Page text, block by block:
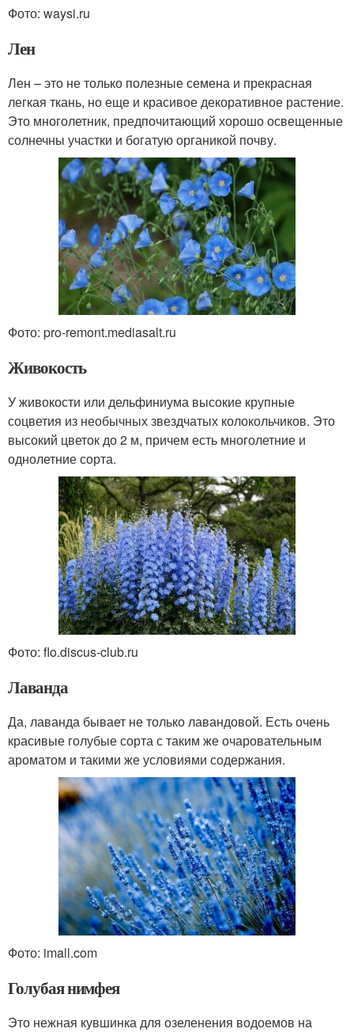
Фото: waysi.ru
Лен
Лен – это не только полезные семена и прекрасная
легкая ткань, но еще и красивое декоративное растение.
Это многолетник, предпочитающий хорошо освещенные
солнечны участки и богатую органикой почву.
Фото: pro-remont.mediasalt.ru
Живокость
У живокости или дельфиниума высокие крупные
соцветия из необычных звездчатых колокольчиков. Это
высокий цветок до 2 м, причем есть многолетние и
однолетние сорта.
Фото: flo.discus-club.ru
Лаванда
Да, лаванда бывает не только лавандовой. Есть очень
красивые голубые сорта с таким же очаровательным
ароматом и такими же условиями содержания.
Фото: imall.com
Голубая нимфея
Это нежная кувшинка для озеленения водоемов на